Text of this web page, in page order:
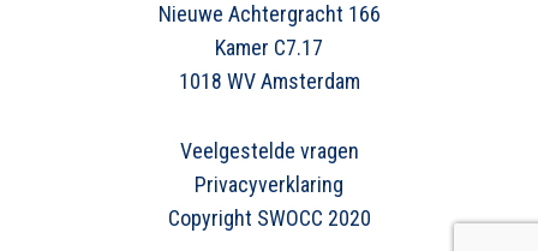
Nieuwe Achtergracht 166
Kamer C7.17
1018 WV Amsterdam
Veelgestelde vragen
Privacyverklaring
Copyright SWOCC 2020